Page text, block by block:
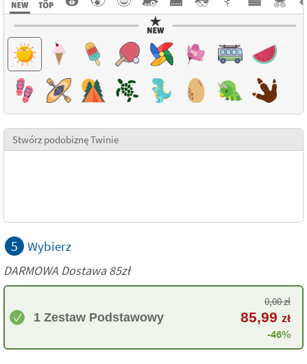
Stwórz podobiznę Twinie
5 Wybierz
DARMOWA Dostawa 85zł
1 Zestaw Podstawowy
0,00zł
85,99 zł
-46%